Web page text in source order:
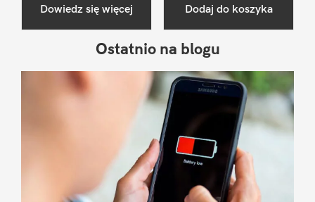
Dowiedz się więcej Dodaj do koszyka
Sidebar
Ostatnio na blogu